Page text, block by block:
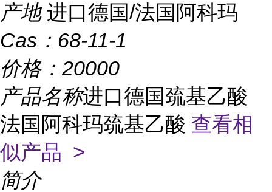
产地 进口德国/法国阿科玛
Cas： 68-11-1
价格： 20000
产品名称进口德国巯基乙酸
法国阿科玛巯基乙酸 查看相
似产品 >
简介